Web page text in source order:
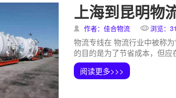
上海到昆明物
作者：佳合物流 浏览：
物流专线在 物流行业中被称
的目的是为了节省成本，但
阅读更多>>>